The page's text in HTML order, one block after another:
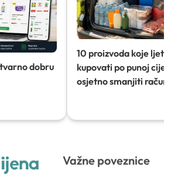
dobru
10 proizvoda koje ljeti
kupovati po punoj
osjetno smanjiti račun)
Važne poveznice